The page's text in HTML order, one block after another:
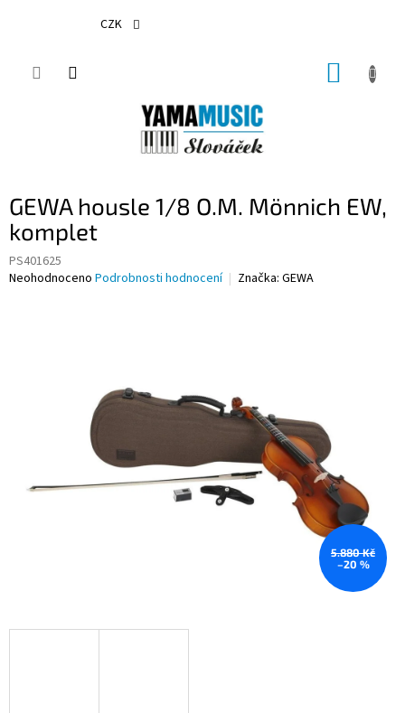
CZK
GEWA housle 1/8 O.M. Mönnich EW,
komplet
PS401625
Průměrné
Neohodnoceno Podrobnosti hodnocení Značka: GEWA
5.880 Kč
–20 %